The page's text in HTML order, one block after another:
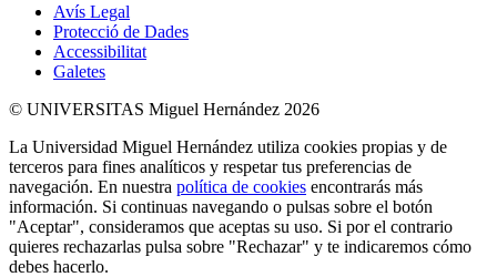
Avís Legal
Protecció de Dades
Accessibilitat
Galetes
© UNIVERSITAS Miguel Hernández 2026
La Universidad Miguel Hernández utiliza cookies propias y de
terceros para fines analíticos y respetar tus preferencias de
navegación. En nuestra política de cookies encontrarás más
información. Si continuas navegando o pulsas sobre el botón
"Aceptar", consideramos que aceptas su uso. Si por el contrario
quieres rechazarlas pulsa sobre "Rechazar" y te indicaremos cómo
debes hacerlo.